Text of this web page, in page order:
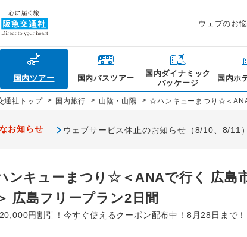
ウェブのお
国内ツアー 国内バスツアー
国内ダイナミック
パッケージ
国内ホ
通社トップ > 国内旅行 > 山陰・山陽 > ☆ハンキューまつり☆＜
お知らせ ウェブサービス休止のお知らせ（8/10、8/11）
ンキューまつり☆＜ANAで行く 広島
広島フリープラン2日間
円割引！今すぐ使えるクーポン配布中！8月28日まで！